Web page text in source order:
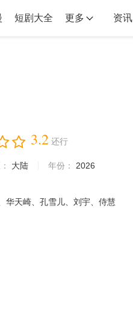
短剧大全 更多 资讯
3.2 还行
大陆 年份：
2026
华天崎、孔雪儿、刘宇、侍慧